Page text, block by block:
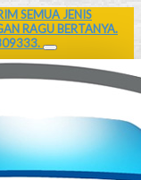
SEMUA JENIS
RAGU BERTANYA.